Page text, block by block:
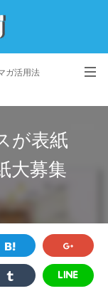
ガ活用法
社概要
が表紙
大募集